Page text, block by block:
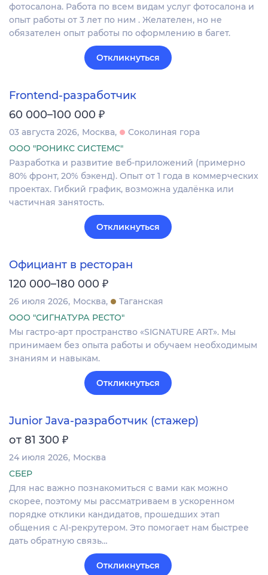
фотосалона. Работа по всем видам услуг фотосалона и
опыт работы от 3 лет по ним . Желателен, но не
обязателен опыт работы по оформлению в багет.
Откликнуться
Frontend-разработчик
60 000–100 000 ₽
03 августа 2026 Москва
Соколиная гора
ООО "РОНИКС СИСТЕМС"
Разработка и развитие веб-приложений (примерно
80% фронт, 20% бэкенд). Опыт от 1 года в коммерческих
проектах. Гибкий график, возможна удалёнка или
частичная занятость.
Откликнуться
Официант в ресторан
120 000–180 000 ₽
26 июля 2026 Москва
Таганская
ООО "СИГНАТУРА РЕСТО"
Мы гастро-арт пространство «SIGNATURE ART». Мы
принимаем без опыта работы и обучаем необходимым
знаниям и навыкам.
Откликнуться
Junior Java-разработчик (стажер)
от 81 300 ₽
24 июля 2026 Москва
СБЕР
Для нас важно познакомиться с вами как можно
скорее, поэтому мы рассматриваем в ускоренном
порядке отклики кандидатов, прошедших этап
общения с AI-рекрутером. Это помогает нам быстрее
дать обратную связь…
Откликнуться